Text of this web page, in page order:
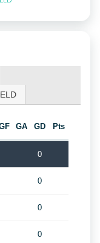
GA GD Pts
0
0
0
0